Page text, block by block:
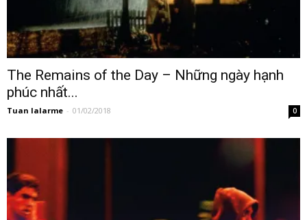
The Remains of the Day – Những ngày hạnh
phúc nhất...
Tuan lalarme - 01/02/2018 0